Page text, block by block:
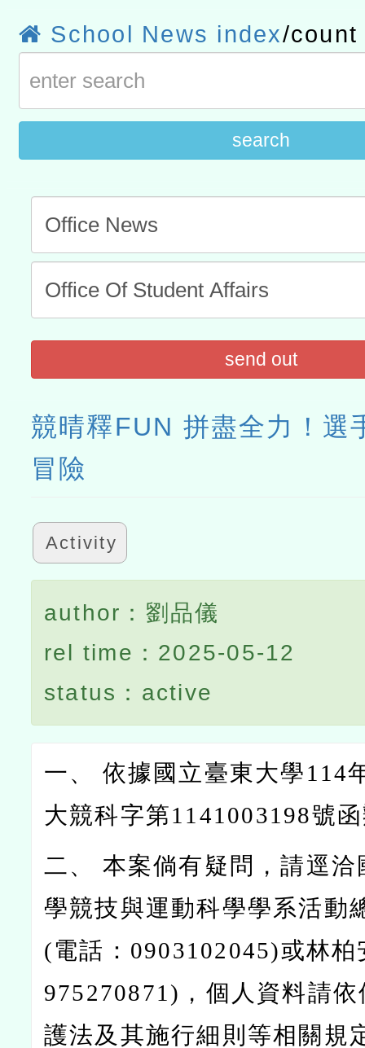
赴陸應申請許可一案
轉知經濟部水利署委託財
位及節水達人選拔活動」
市孔廟祈福系列活動—儒
2026年桃園地景藝術節教
School News index/count
search
send out
競晴釋FUN 拼盡全力！選
冒險
Activity
author：劉品儀
rel time：2025-05-12
status：active
一、 依據國立臺東大學114
大競科字第1141003198號
二、 本案倘有疑問，請逕洽
學競技與運動科學學系活動
(電話：0903102045)或林
975270871)，個人資料請
護法及其施行細則等相關規